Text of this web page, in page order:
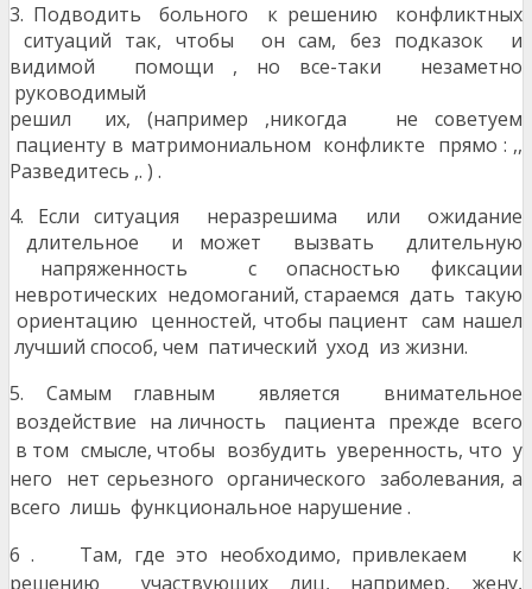
3. Подводить больного к решению конфликтных
ситуаций так, чтобы он сам, без подказок и
видимой помощи , но все-таки незаметно
решил их, (например ,никогда не советуем
пациенту в матримониальном конфликте прямо : ,,
Разведитесь ,. ) .
4. Если ситуация неразрешима или ожидание
длительное и может вызвать длительную
напряженность с опасностью фиксации
невротических недомоганий, стараемся дать такую
ориентацию ценностей, чтобы пациент сам нашел
лучший способ, чем патический уход из жизни.
5. Самым главным является внимательное
воздействие на личность пациента прежде всего
в том смысле, чтобы возбудить уверенность, что у
него нет серьезного органического заболевания, а
всего лишь функциональное нарушение .
6 . Там, где это необходимо, привлекаем к
решению участвующих лиц, например, жену,